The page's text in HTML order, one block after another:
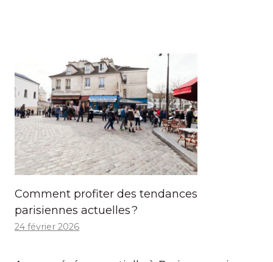
Comment profiter des tendances
parisiennes actuelles ?
24 février 2026